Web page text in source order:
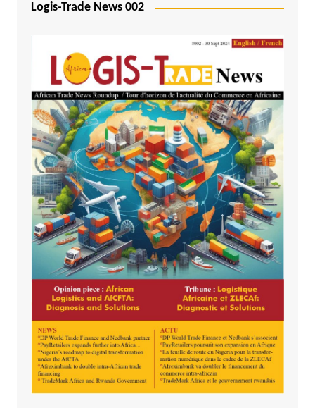
Logis-Trade News 002